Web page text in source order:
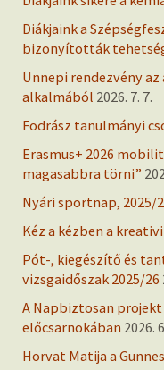
Diákjaink a
bizonyították
Ünnepi rendezvény
alkalmából 2026. 7. 7.
Fodrász tanulmányi
Erasmus+ 2026
magasabbra törni”
Nyári sportnap, 2025/
Kéz a kézben a
Pót-, kiegészítő és
vizsgaidőszak 2025/26
A Napbiztosan
előcsarnokában 2026.
Horvat Matija a